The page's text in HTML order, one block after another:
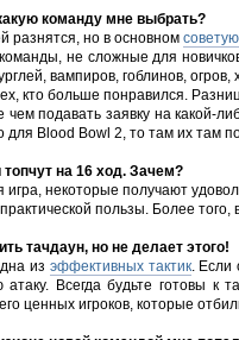
команду мне выбрать?
разнятся, но в основном
не сложные для
вампиров, гоблинов, огров,
кто больше понравился.
подавать заявку на какой-
Blood Bowl 2, то там их там
на 16 ход. Зачем?
некоторые получают
пользы. Более
тачдаун, но не делает этого!
из эффективных тактик. Если
Всегда будьте готовы к
ценных игроков, которые